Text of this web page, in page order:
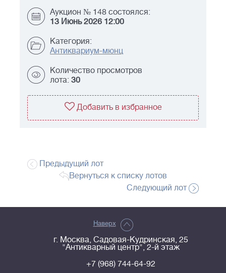
Аукцион № 148 состоялся:
13 Июнь 2026 12:00
Категория:
Антиквариум-мюнц
Количество просмотров
лота: 30
Добавить в избранное
Предыдущий лот
Вернуться к списку лотов
Следующий лот
Наверх
г. Москва, Садовая-Кудринская, 25
"Антикварный центр", 2-й этаж
+7 (968) 744-64-92